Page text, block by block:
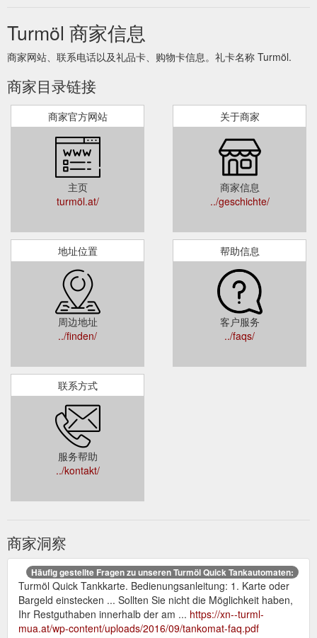
Turmöl 商家信息
商家网站、联系电话以及礼品卡、购物卡信息。礼卡名称 Turmöl.
商家目录链接
商家官方网站
主页
turmöl.at/
关于商家
商家信息
../geschichte/
地址位置
周边地址
../finden/
帮助信息
客户服务
../faqs/
联系方式
服务帮助
../kontakt/
商家洞察
Häufig gestellte Fragen zu unseren Turmöl Quick Tankautomaten:
Turmöl Quick Tankkarte. Bedienungsanleitung: 1. Karte oder
Bargeld einstecken ... Sollten Sie nicht die Möglichkeit haben,
Ihr Restguthaben innerhalb der am ... https://xn--turml-
mua.at/wp-content/uploads/2016/09/tankomat-faq.pdf